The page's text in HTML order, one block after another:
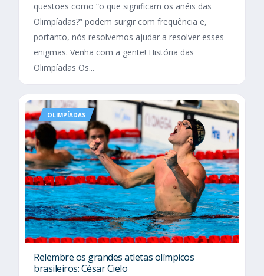
questões como “o que significam os anéis das
Olimpíadas?” podem surgir com frequência e,
portanto, nós resolvemos ajudar a resolver esses
enigmas. Venha com a gente! História das
Olimpíadas Os...
OLIMPÍADAS
Relembre os grandes atletas olímpicos
brasileiros: César Cielo